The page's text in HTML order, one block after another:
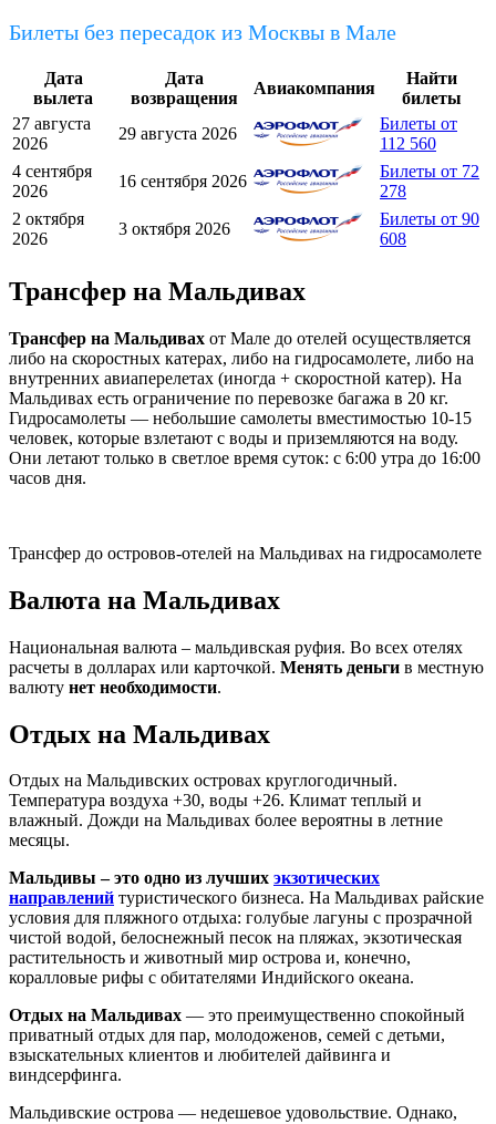
Билеты без пересадок из Москвы в Мале
Дата
вылета
Дата
возвращения
Авиакомпания
Найти
билеты
27 августа
2026
29 августа 2026
Билеты от
112 560
4 сентября
2026
16 сентября 2026
Билеты от 72
278
2 октября
2026
3 октября 2026
Билеты от 90
608
Трансфер на Мальдивах
Трансфер на Мальдивах от Мале до отелей осуществляется
либо на скоростных катерах, либо на гидросамолете, либо на
внутренних авиаперелетах (иногда + скоростной катер). На
Мальдивах есть ограничение по перевозке багажа в 20 кг.
Гидросамолеты — небольшие самолеты вместимостью 10-15
человек, которые взлетают с воды и приземляются на воду.
Они летают только в светлое время суток: с 6:00 утра до 16:00
часов дня.
Трансфер до островов-отелей на Мальдивах на гидросамолете
Валюта на Мальдивах
Национальная валюта – мальдивская руфия. Во всех отелях
расчеты в долларах или карточкой. Менять деньги в местную
валюту нет необходимости.
Отдых на Мальдивах
Отдых на Мальдивских островах круглогодичный.
Температура воздуха +30, воды +26. Климат теплый и
влажный. Дожди на Мальдивах более вероятны в летние
месяцы.
Мальдивы – это одно из лучших экзотических
направлений туристического бизнеса. На Мальдивах райские
условия для пляжного отдыха: голубые лагуны с прозрачной
чистой водой, белоснежный песок на пляжах, экзотическая
растительность и животный мир острова и, конечно,
коралловые рифы с обитателями Индийского океана.
Отдых на Мальдивах — это преимущественно спокойный
приватный отдых для пар, молодоженов, семей с детьми,
взыскательных клиентов и любителей дайвинга и
виндсерфинга.
Мальдивские острова — недешевое удовольствие. Однако,